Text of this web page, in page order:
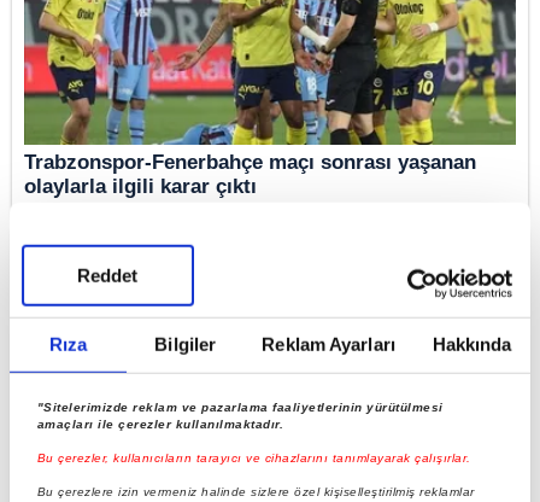
Rıza Bilgiler Reklam Ayarları Hakkında
"Sitelerimizde reklam ve pazarlama faaliyetlerinin yürütülmesi
amaçları ile çerezler kullanılmaktadır.
Bu çerezler, kullanıcıların tarayıcı ve cihazlarını tanımlayarak çalışırlar.
Bu çerezlere izin vermeniz halinde sizlere özel kişiselleştirilmiş reklamlar
Reddet
Trabzonspor-Fenerbahçe maçı sonrası yaşanan
olaylarla ilgili karar çıktı